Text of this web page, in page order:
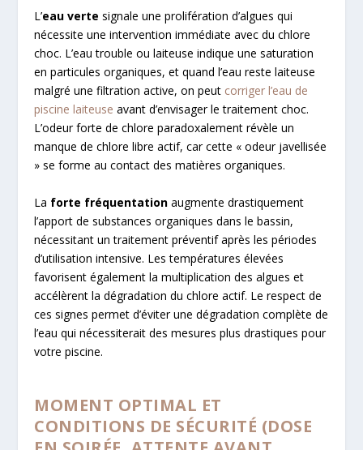
L’eau verte signale une prolifération d’algues qui
nécessite une intervention immédiate avec du chlore
choc. L’eau trouble ou laiteuse indique une saturation
en particules organiques, et quand l’eau reste laiteuse
malgré une filtration active, on peut corriger l’eau de
piscine laiteuse avant d’envisager le traitement choc.
L’odeur forte de chlore paradoxalement révèle un
manque de chlore libre actif, car cette « odeur javellisée
» se forme au contact des matières organiques.
La forte fréquentation augmente drastiquement
l’apport de substances organiques dans le bassin,
nécessitant un traitement préventif après les périodes
d’utilisation intensive. Les températures élevées
favorisent également la multiplication des algues et
accélèrent la dégradation du chlore actif. Le respect de
ces signes permet d’éviter une dégradation complète de
l’eau qui nécessiterait des mesures plus drastiques pour
votre piscine.
MOMENT OPTIMAL ET
CONDITIONS DE SÉCURITÉ (DOSE